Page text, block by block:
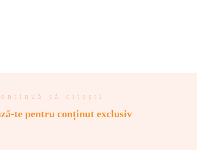
să citești
te pentru conținut exclusiv